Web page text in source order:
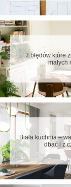
7 błędów które
Biała kuchnia –
dbać i z